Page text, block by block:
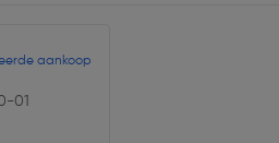
aankoop
01